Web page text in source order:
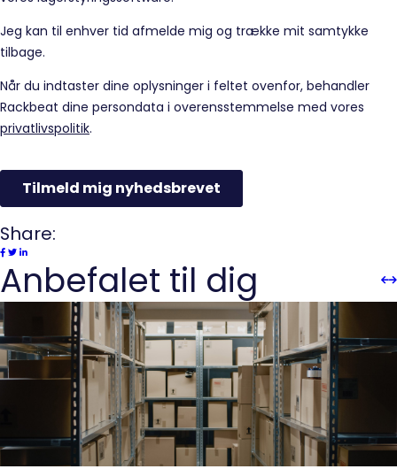
Share:
Anbefalet til dig